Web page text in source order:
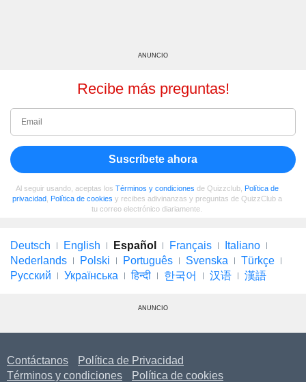
ANUNCIO
Recibe más preguntas!
Suscríbete ahora
Al seguir usando, aceptas los Términos y condiciones de Quizzclub, Política de
privacidad, Política de cookies y recibes adivinanzas y preguntas de QuizzClub a
tu correo electrónico diariamente.
Deutsch English Español Français
Italiano
Nederlands
Polski Português Svenska
Türkçe
Русский
Українська हिन्दी 한국어 汉语 漢語
ANUNCIO
Contáctanos
Política de Privacidad
Términos y condiciones
Política de cookies